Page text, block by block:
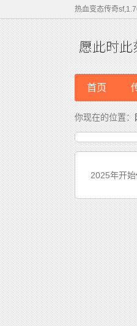
热血变态传奇
首页
你现在的位置：
2025年开始